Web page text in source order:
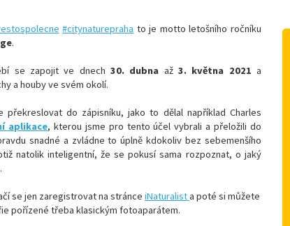
#citynaturepraha to je motto letošního ročníku
.
se zapojit ve dnech 30. dubna až 3. května 2021 a
a houby ve svém okolí.
do zápisníku, jako to dělal například Charles
aplikace, kterou jsme pro tento účel vybrali a přeložili do
snadné a zvládne to úplně kdokoliv bez sebemenšího
natolik inteligentní, že se pokusí sama rozpoznat, o jaký
se jen zaregistrovat na stránce iNaturalista poté si můžete
pořízené třeba klasickým fotoaparátem.